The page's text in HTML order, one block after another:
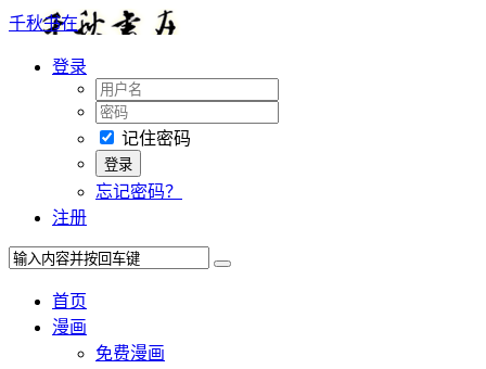
千秋书在
登录
记住密码
忘记密码？
注册
首页
漫画
免费漫画